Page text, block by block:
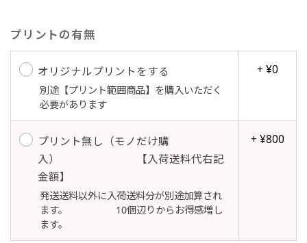
プリントの有無
オリジナルプリントをする
別途【プリント範囲商品】を購入いただく
必要があります
+ ¥0
プリント無し（モノだけ購
入） 【入荷送料代右記
金額】
発送送料以外に入荷送料分が別途加算され
ます。 10個辺りからお得感増し
ます。
+ ¥800
のぼりだけでなく、ポスターも作れます。
のぼり旗と同じデザインで飾れば宣伝効果UP!
布A1ポスター(84x60)
のぼりだけでなく、ポスターも作れます。